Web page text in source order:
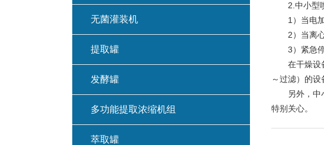
2.中小型喷
1）当电加
2）当离心
3）紧急停
在干燥设
～过滤）的
另外，中小
特别关心。
无菌灌装机
提取罐
发酵罐
多功能提取浓缩机组
萃取罐